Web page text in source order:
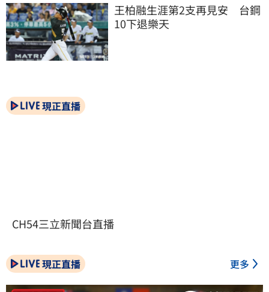
王柏融生涯第2支再見安　台鋼
10下退樂天
現正直播
CH54三立新聞台直播
現正直播 更多